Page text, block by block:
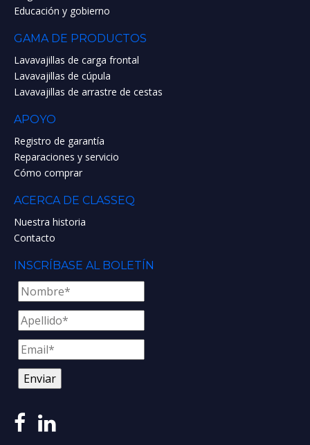
Educación y gobierno
GAMA DE PRODUCTOS
Lavavajillas de carga frontal
Lavavajillas de cúpula
Lavavajillas de arrastre de cestas
APOYO
Registro de garantía
Reparaciones y servicio
Cómo comprar
ACERCA DE CLASSEQ
Nuestra historia
Contacto
INSCRÍBASE AL BOLETÍN